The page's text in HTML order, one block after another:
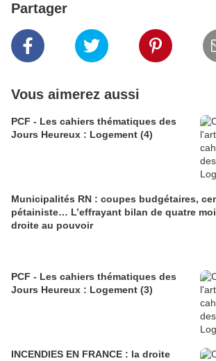
Partager
Vous aimerez aussi
PCF - Les cahiers thématiques des
Jours Heureux : Logement (4)
Municipalités RN : coupes budgétaires,
pétainiste… L’effrayant bilan de quatre
droite au pouvoir
PCF - Les cahiers thématiques des
Jours Heureux : Logement (3)
INCENDIES EN FRANCE : la droite